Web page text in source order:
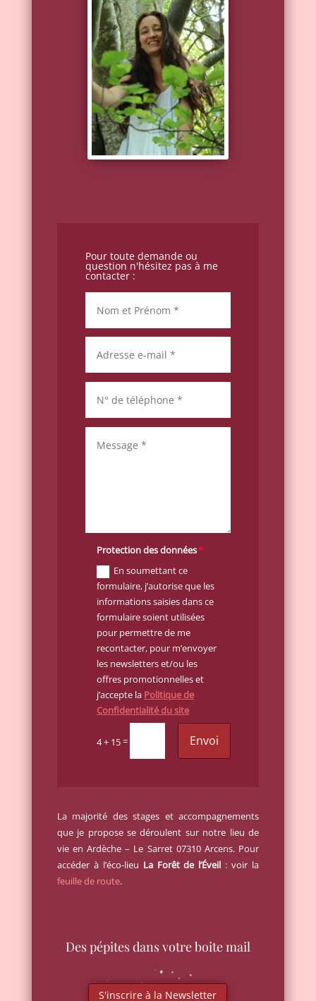
Pour toute demande ou
question n'hésitez pas à me
contacter :
Protection des données
En soumettant ce
formulaire, j’autorise que les
informations saisies dans ce
formulaire soient utilisées
pour permettre de me
recontacter, pour m’envoyer
les newsletters et/ou les
offres promotionnelles et
j’accepte la Politique de
Confidentialité du site
4 + 15= Envoi
La majorité des stages et accompagnements
que je propose se déroulent sur notre lieu de
vie en Ardèche – Le Sarret 07310 Arcens. Pour
accéder à l’éco-lieu La Forêt de l’Éveil : voir la
feuille de route.
Des pépites dans votre boite mail
S'inscrire à la Newsletter